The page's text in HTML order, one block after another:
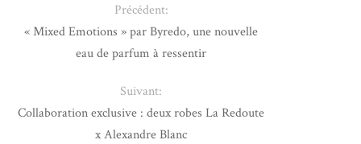
Précédent:
« Mixed Emotions » par Byredo, une nouvelle
eau de parfum à ressentir
Suivant:
Collaboration exclusive : deux robes La Redoute
x Alexandre Blanc